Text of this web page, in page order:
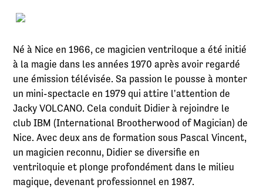
Né à Nice en 1966, ce magicien ventriloque a été initié
à la magie dans les années 1970 après avoir regardé
une émission télévisée. Sa passion le pousse à monter
un mini-spectacle en 1979 qui attire l'attention de
Jacky VOLCANO. Cela conduit Didier à rejoindre le
club IBM (International Brootherwood of Magician) de
Nice. Avec deux ans de formation sous Pascal Vincent,
un magicien reconnu, Didier se diversifie en
ventriloquie et plonge profondément dans le milieu
magique, devenant professionnel en 1987.